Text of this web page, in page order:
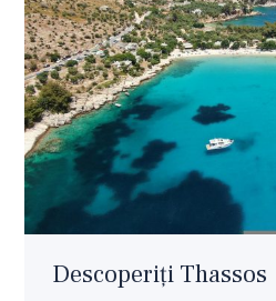
Descoperiți Thassos